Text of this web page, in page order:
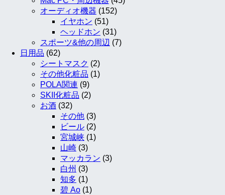
オーディオ機器 (152)
イヤホン (51)
ヘッドホン (31)
スポーツ&他の周辺 (7)
日用品 (62)
シートマスク (2)
その他化粧品 (1)
POLA関連 (9)
SKII化粧品 (2)
お酒 (32)
その他 (3)
ビール (2)
宮城峡 (1)
山崎 (3)
マッカラン (3)
白州 (3)
知多 (1)
碧 Ao (1)